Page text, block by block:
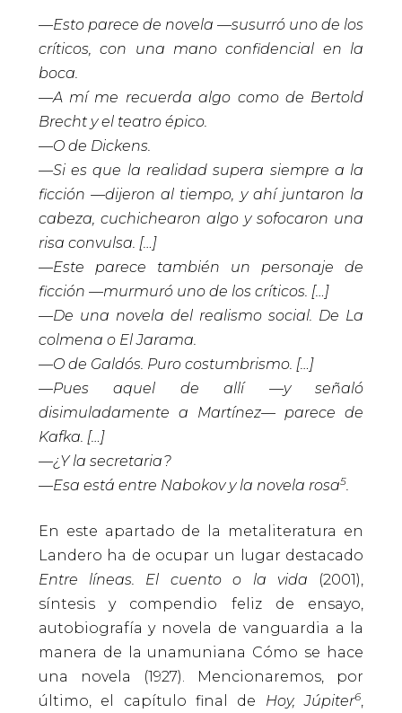
—Esto parece de novela —susurró uno de los
críticos, con una mano confidencial en la
boca.
—A mí me recuerda algo como de Bertold
Brecht y el teatro épico.
—O de Dickens.
—Si es que la realidad supera siempre a la
ficción —dijeron al tiempo, y ahí juntaron la
cabeza, cuchichearon algo y sofocaron una
risa convulsa. […]
—Este parece también un personaje de
ficción —murmuró uno de los críticos. […]
—De una novela del realismo social. De La
colmena o El Jarama.
—O de Galdós. Puro costumbrismo. […]
—Pues aquel de allí —y señaló
disimuladamente a Martínez— parece de
Kafka. […]
—¿Y la secretaria?
—Esa está entre Nabokov y la novela rosa5
En este apartado de la metaliteratura en
Landero ha de ocupar un lugar destacado
Entre líneas. El cuento o la vida (2001),
síntesis y compendio feliz de ensayo,
autobiografía y novela de vanguardia a la
manera de la unamuniana Cómo se hace
una novela (1927). Mencionaremos, por
último, el capítulo final de Hoy, Júpiter6